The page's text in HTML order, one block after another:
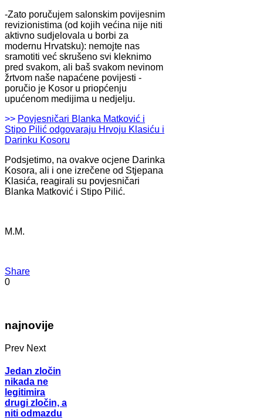
-Zato poručujem salonskim povijesnim
revizionistima (od kojih većina nije niti
aktivno sudjelovala u borbi za
modernu Hrvatsku): nemojte nas
sramotiti već skrušeno svi kleknimo
pred svakom, ali baš svakom nevinom
žrtvom naše napaćene povijesti -
poručio je Kosor u priopćenju
upućenom medijima u nedjelju.
>> Povjesničari Blanka Matković i
Stipo Pilić odgovaraju Hrvoju Klasiću i
Darinku Kosoru
Podsjetimo, na ovakve ocjene Darinka
Kosora, ali i one izrečene od Stjepana
Klasića, reagirali su povjesničari
Blanka Matković i Stipo Pilić.
M.M.
Share
0
najnovije
Prev Next
Jedan zločin
nikada ne
legitimira
drugi zločin, a
niti odmazdu